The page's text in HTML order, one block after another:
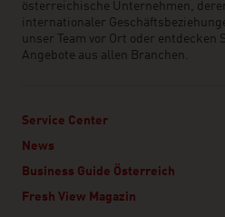
österreichische Unternehmen,
internationaler
unser Team vor Ort oder entdecken
Angebote aus allen Branchen.
Service Center
News
Business Guide Österreich
Fresh View Magazin